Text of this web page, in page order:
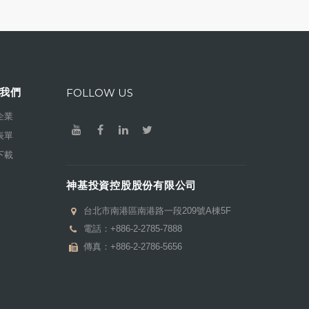
們
業
單
載
FOLLOW US
神基投資控股股份有限公司
台北市南港區南港路一段209號A棟5F
電話： +886-2-2785-7888
傳真：+886-2-2786-5656